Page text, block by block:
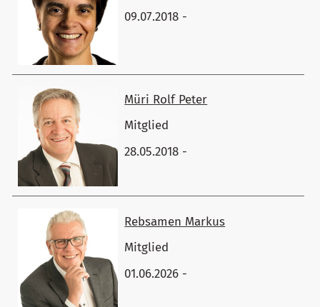
09.07.2018 -
Müri ​Rolf Peter
Mitglied
28.05.2018 -
Rebsamen ​Markus
Mitglied
01.06.2026 -